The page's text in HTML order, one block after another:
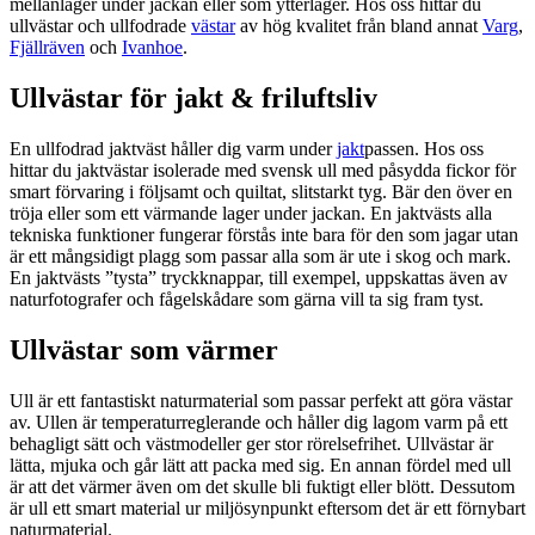
ullvästar och ullfodrade västarav hög kvalitet från bland annat Varg,
Fjällräven och Ivanhoe.
Ullvästar för jakt & friluftsliv
En ullfodrad jaktväst håller dig varm underjaktpassen. Hos oss
hittar du jaktvästar isolerade med svensk ull med påsydda fickor för
smart förvaring i följsamt och quiltat, slitstarkt tyg. Bär den över en
tröja eller som ett värmande lager under jackan. En jaktvästs alla
tekniska funktioner fungerar förstås inte bara för den som jagar utan
är ett mångsidigt plagg som passar alla som är ute i skog och mark.
En jaktvästs ”tysta” tryckknappar, till exempel, uppskattas även av
naturfotografer och fågelskådare som gärna vill ta sig fram tyst.
Ullvästar som värmer
Ull är ett fantastiskt naturmaterial som passar perfekt att göra västar
av. Ullen är temperaturreglerande och håller dig lagom varm på ett
behagligt sätt och västmodeller ger stor rörelsefrihet. Ullvästar är
lätta, mjuka och går lätt att packa med sig. En annan fördel med ull
är att det värmer även om det skulle bli fuktigt eller blött. Dessutom
är ull ett smart material ur miljösynpunkt eftersom det är ett förnybart
naturmaterial.